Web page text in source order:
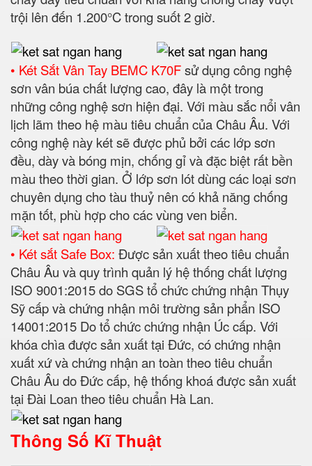
trội lên đến 1.200°C trong suốt 2 giờ.
• Két Sắt Vân Tay BEMC K70Fsử dụng công nghệ
sơn vân búa chất lượng cao, đây là một trong
những công nghệ sơn hiện đại. Với màu sắc nổi vân
lịch lãm theo hệ màu tiêu chuẩn của Châu Âu. Với
công nghệ này két sẽ được phủ bởi các lớp sơn
đều, dày và bóng mịn, chống gỉ và đặc biệt rất bền
màu theo thời gian. Ở lớp sơn lót dùng các loại sơn
chuyên dụng cho tàu thuỷ nên có khả năng chống
mặn tốt, phù hợp cho các vùng ven biển.
• Két sắt Safe Box: Được sản xuất theo tiêu chuẩn
Châu Âu và quy trình quản lý hệ thống chất lượng
ISO 9001:2015 do SGS tổ chức chứng nhận Thụy
Sỹ cấp và chứng nhận môi trường sản phẩn ISO
14001:2015 Do tổ chức chứng nhận Úc cấp. Với
khóa chìa được sản xuất tại Đức, có chứng nhận
xuất xứ và chứng nhận an toàn theo tiêu chuẩn
Châu Âu do Đức cấp, hệ thống khoá được sản xuất
tại Đài Loan theo tiêu chuẩn Hà Lan.
Thông Số Kĩ Thuật